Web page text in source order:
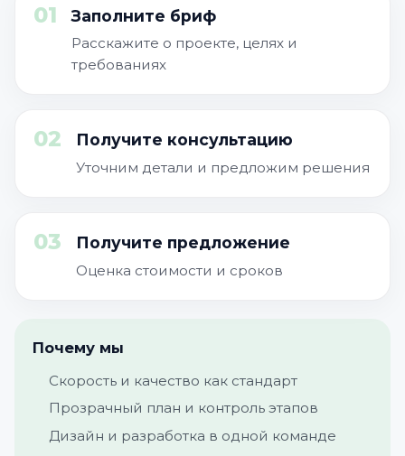
01 Заполните бриф
Расскажите о проекте, целях и
требованиях
02 Получите консультацию
Уточним детали и предложим решения
03 Получите предложение
Оценка стоимости и сроков
Почему мы
Скорость и качество как стандарт
Прозрачный план и контроль этапов
Дизайн и разработка в одной команде